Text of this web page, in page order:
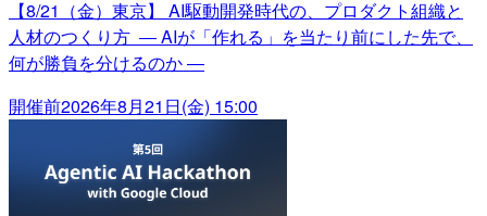
【8/21（金）東京】 AI駆動開発時代の、プロダクト組織と
人材のつくり方 ― AIが「作れる」を当たり前にした先で、
何が勝負を分けるのか ―
開催前2026年8月21日(金) 15:00